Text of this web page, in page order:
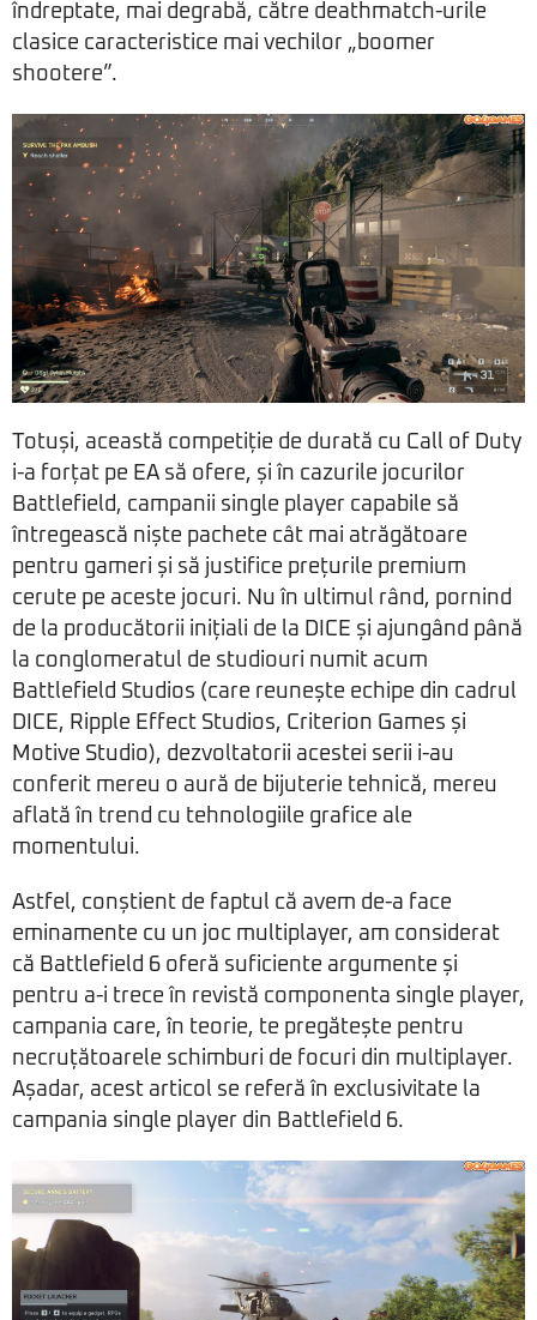
îndreptate, mai degrabă, către deathmatch-urile
clasice caracteristice mai vechilor „boomer
shootere”.
Totuși, această competiție de durată cu Call of Duty
i-a forțat pe EA să ofere, și în cazurile jocurilor
Battlefield, campanii single player capabile să
întregească niște pachete cât mai atrăgătoare
pentru gameri și să justifice prețurile premium
cerute pe aceste jocuri. Nu în ultimul rând, pornind
de la producătorii inițiali de la DICE și ajungând până
la conglomeratul de studiouri numit acum
Battlefield Studios (care reunește echipe din cadrul
DICE, Ripple Effect Studios, Criterion Games și
Motive Studio), dezvoltatorii acestei serii i-au
conferit mereu o aură de bijuterie tehnică, mereu
aflată în trend cu tehnologiile grafice ale
momentului.
Astfel, conștient de faptul că avem de-a face
eminamente cu un joc multiplayer, am considerat
că Battlefield 6 oferă suficiente argumente și
pentru a-i trece în revistă componenta single player,
campania care, în teorie, te pregătește pentru
necruțătoarele schimburi de focuri din multiplayer.
Așadar, acest articol se referă în exclusivitate la
campania single player din Battlefield 6.